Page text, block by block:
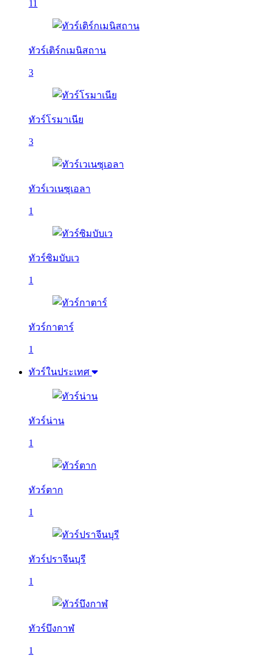
11
ทัวร์เติร์กเมนิสถาน
3
ทัวร์โรมาเนีย
3
ทัวร์เวเนซุเอลา
1
ทัวร์ซิมบับเว
1
ทัวร์กาตาร์
1
ทัวร์ในประเทศ
ทัวร์น่าน
1
ทัวร์ตาก
1
ทัวร์ปราจีนบุรี
1
ทัวร์บึงกาฬ
1